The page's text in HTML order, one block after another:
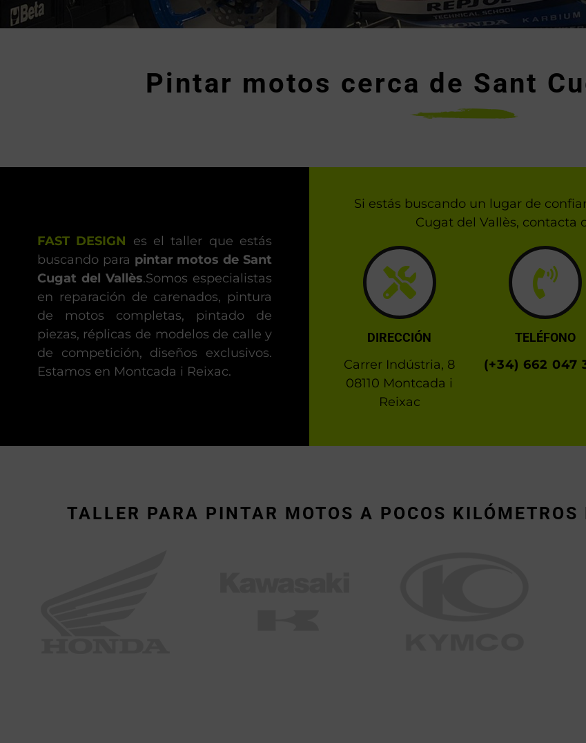
Pintar motos cerca de Sant
FAST DESIGN es el taller que estás
buscando para pintar motos de Sant
Cugat del Vallès.Somos especialistas
en reparación de carenados, pintura
de motos completas, pintado de
piezas, réplicas de modelos de calle y
de competición, diseños exclusivos.
Estamos en Montcada i Reixac.
Si estás buscando un lugar de
Cugat del Vallès, contacta
DIRECCIÓN
Carrer Indústria, 8
08110 Montcada i
Reixac
TELÉFONO
(+34) 662 047
TALLER PARA PINTAR MOTOS A POCOS